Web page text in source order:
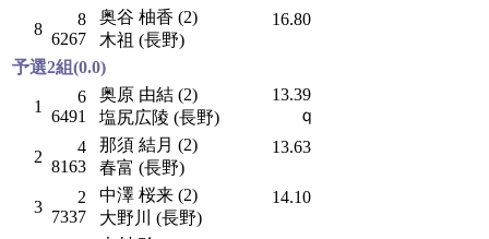
8
8
6267
奥谷 柚香 (2)
木祖 (長野)
16.80
予選2組(0.0)
1
6
6491
奥原 由結 (2)
塩尻広陵 (長野)
13.39
ｑ
2
4
8163
那須 結月 (2)
春富 (長野)
13.63
3
2
7337
中澤 桜来 (2)
大野川 (長野)
14.10